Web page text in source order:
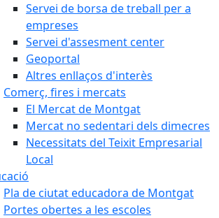
Servei de borsa de treball per a
empreses
Servei d'assesment center
Geoportal
Altres enllaços d'interès
Comerç, fires i mercats
El Mercat de Montgat
Mercat no sedentari dels dimecres
Necessitats del Teixit Empresarial
Local
Pla de ciutat educadora de Montgat
Portes obertes a les escoles